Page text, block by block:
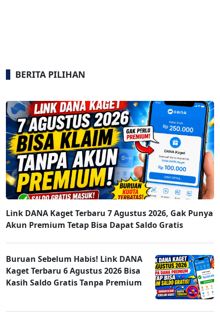
BERITA PILIHAN
Link DANA Kaget Terbaru 7 Agustus 2026, Gak Punya
Akun Premium Tetap Bisa Dapat Saldo Gratis
Buruan Sebelum Habis! Link DANA
Kaget Terbaru 6 Agustus 2026 Bisa
Kasih Saldo Gratis Tanpa Premium